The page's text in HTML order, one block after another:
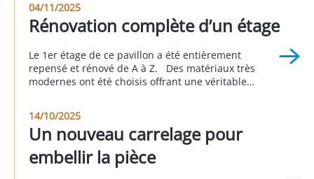
chambre et une autre salle d’eau. Cette réalisation a
été faite en partenariat avec Sophie […]
04/11/2025
Rénovation complète d’un étage
Le 1er étage de ce pavillon a été entièrement
repensé et rénové de A à Z. Des matériaux très
modernes ont été choisis offrant une véritable
rendu global de ce projet. Réalisation à Longjumeau
au 3eme trimestre 2025
14/10/2025
Un nouveau carrelage pour
embellir la pièce